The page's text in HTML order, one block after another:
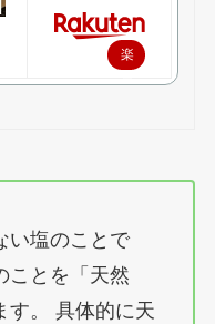
楽
天
い塩のことで
ことを「天然
す。 具体的に天